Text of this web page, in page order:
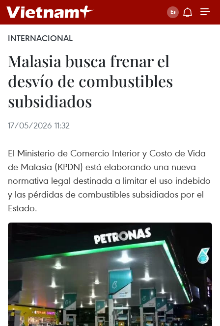
INTERNACIONAL
Malasia busca frenar el
desvío de combustibles
subsidiados
17/05/2026 11:32
El Ministerio de Comercio Interior y Costo de Vida
de Malasia (KPDN) está elaborando una nueva
normativa legal destinada a limitar el uso indebido
y las pérdidas de combustibles subsidiados por el
Estado.